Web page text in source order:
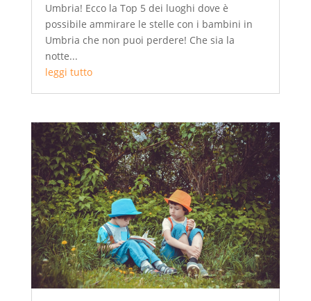
Umbria! Ecco la Top 5 dei luoghi dove è
possibile ammirare le stelle con i bambini in
Umbria che non puoi perdere! Che sia la
notte...
leggi tutto